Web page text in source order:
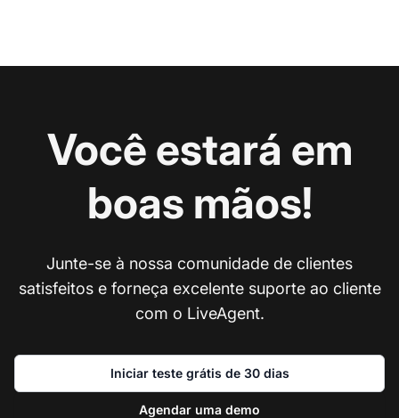
Você estará em
boas mãos!
Junte-se à nossa comunidade de clientes
satisfeitos e forneça excelente suporte ao cliente
com o LiveAgent.
Iniciar teste grátis de 30 dias
Agendar uma demo